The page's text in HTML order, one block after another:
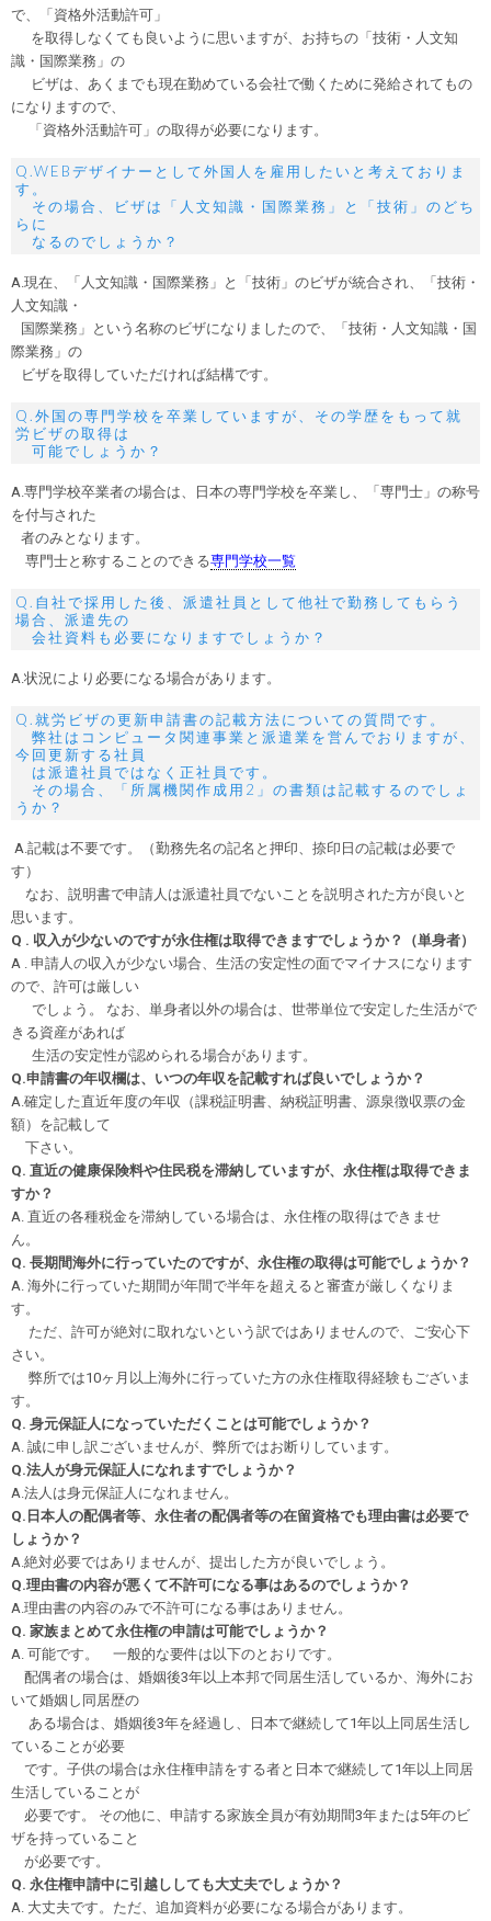
で、「資格外活動許可」
を取得しなくても良いように思いますが、お持ちの「技術・人文知
識・国際業務」の
ビザは、あくまでも現在勤めている会社で働くために発給されてもの
になりますので、
「資格外活動許可」の取得が必要になります。
Q.WEBデザイナーとして外国人を雇用したいと考えておりま
す。
その場合、ビザは「人文知識・国際業務」と「技術」のどち
らに
なるのでしょうか？
A.現在、「人文知識・国際業務」と「技術」のビザが統合され、「技術・
人文知識・
国際業務」という名称のビザになりましたので、「技術・人文知識・国
際業務」の
ビザを取得していただければ結構です。
Q.外国の専門学校を卒業していますが、その学歴をもって就
労ビザの取得は
可能でしょうか？
A.専門学校卒業者の場合は、日本の専門学校を卒業し、「専門士」の称号
を付与された
者のみとなります。
専門士と称することのできる専門学校一覧
Q.自社で採用した後、派遣社員として他社で勤務してもらう
場合、派遣先の
会社資料も必要になりますでしょうか？
A.状況により必要になる場合があります。
Q.就労ビザの更新申請書の記載方法についての質問です。
弊社はコンピュータ関連事業と派遣業を営んでおりますが、
今回更新する社員
は派遣社員ではなく正社員です。
その場合、「所属機関作成用2」の書類は記載するのでしょ
うか？
A.記載は不要です。（勤務先名の記名と押印、捺印日の記載は必要で
す）
なお、説明書で申請人は派遣社員でないことを説明された方が良いと
思います。
Q . 収入が少ないのですが永住権は取得できますでしょうか？（単身者）
A . 申請人の収入が少ない場合、生活の安定性の面でマイナスになります
ので、許可は厳しい
でしょう。 なお、単身者以外の場合は、世帯単位で安定した生活がで
きる資産があれば
生活の安定性が認められる場合があります。
Q.申請書の年収欄は、いつの年収を記載すれば良いでしょうか？
A.確定した直近年度の年収（課税証明書、納税証明書、源泉徴収票の金
額）を記載して
下さい。
Q. 直近の健康保険料や住民税を滞納していますが、永住権は取得できま
すか？
A. 直近の各種税金を滞納している場合は、永住権の取得はできませ
ん。
Q. 長期間海外に行っていたのですが、永住権の取得は可能でしょうか？
A. 海外に行っていた期間が年間で半年を超えると審査が厳しくなりま
す。
ただ、許可が絶対に取れないという訳ではありませんので、ご安心下
さい。
弊所では10ヶ月以上海外に行っていた方の永住権取得経験もございま
す。
Q. 身元保証人になっていただくことは可能でしょうか？
A. 誠に申し訳ございませんが、弊所ではお断りしています。
Q.法人が身元保証人になれますでしょうか？
A.法人は身元保証人になれません。
Q.日本人の配偶者等、永住者の配偶者等の在留資格でも理由書は必要で
しょうか？
A.絶対必要ではありませんが、提出した方が良いでしょう。
Q.理由書の内容が悪くて不許可になる事はあるのでしょうか？
A.理由書の内容のみで不許可になる事はありません。
Q. 家族まとめて永住権の申請は可能でしょうか？
A. 可能です。 一般的な要件は以下のとおりです。
配偶者の場合は、婚姻後3年以上本邦で同居生活しているか、海外にお
いて婚姻し同居歴の
ある場合は、婚姻後3年を経過し、日本で継続して1年以上同居生活し
ていることが必要
です。子供の場合は永住権申請をする者と日本で継続して1年以上同居
生活していることが
必要です。 その他に、申請する家族全員が有効期間3年または5年のビ
ザを持っていること
が必要です。
Q. 永住権申請中に引越ししても大丈夫でしょうか？
A. 大丈夫です。ただ、追加資料が必要になる場合があります。